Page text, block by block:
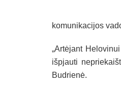
komunikacijos
„Artėjant
išpjauti
Budrienė.